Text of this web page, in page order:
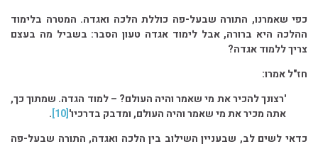
כפי שאמרנו, התורה שבעל-פה כוללת הלכה ואגדה. המטרה בלימוד
ההלכה היא ברורה, אבל לימוד אגדה טעון הסבר: בשביל מה בעצם
צריך ללמוד אגדה?
חז"ל אמרו:
'רצונך להכיר את מי שאמר והיה העולם? – למוד הגדה. שמתוך כך,
אתה מכיר את מי שאמר והיה העולם, ומדבק בדרכיו'[10]
.
כדאי לשים לב, שבעניין השילוב בין הלכה ואגדה, התורה שבעל-פה